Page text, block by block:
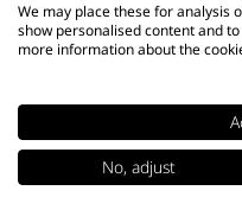
© 2026 Mesto
We may place these for analysis
show personalised content and
more information about the
No, adjust